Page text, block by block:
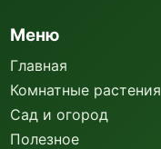
Меню
Главная
Комнатные растения
Сад и огород
Полезное